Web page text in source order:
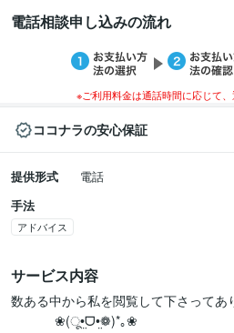
電話相談申し込みの流れ
※ご利用料金は通話時間に応じて
ココナラの安心保証
提供形式
電話
手法
アドバイス
サービス内容
数ある中から私を閲覧して下さってあ